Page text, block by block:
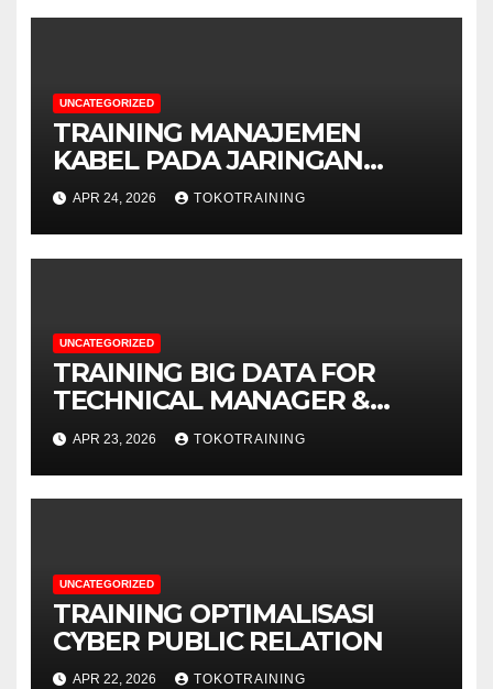
UNCATEGORIZED
TRAINING MANAJEMEN
KABEL PADA JARINGAN
TELEKOMUNIKASI
APR 24, 2026 TOKOTRAINING
UNCATEGORIZED
TRAINING BIG DATA FOR
TECHNICAL MANAGER &
DECISION MAKERS
APR 23, 2026 TOKOTRAINING
UNCATEGORIZED
TRAINING OPTIMALISASI
CYBER PUBLIC RELATION
APR 22, 2026 TOKOTRAINING